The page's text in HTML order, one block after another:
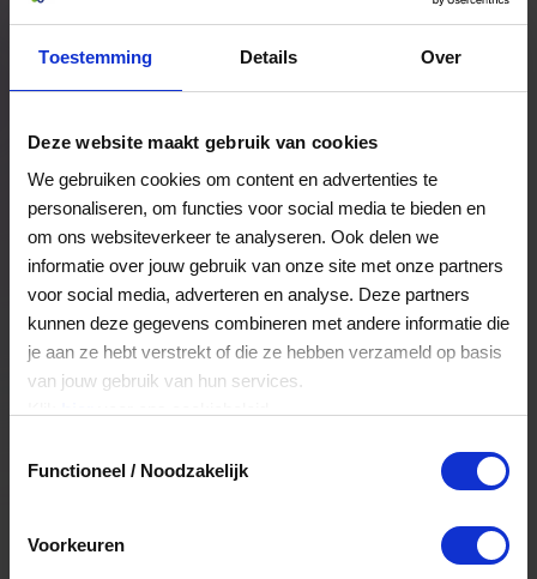
Toestemming Details Over
Deze website maakt gebruik van cookies
We gebruiken cookies om content en advertenties te
personaliseren, om functies voor social media te bieden en
om ons websiteverkeer te analyseren. Ook delen we
informatie over jouw gebruik van onze site met onze partners
voor social media, adverteren en analyse. Deze partners
kunnen deze gegevens combineren met andere informatie die
je aan ze hebt verstrekt of die ze hebben verzameld op basis
van jouw gebruik van hun services.
Functioneel / Noodzakelijk
Voorkeuren
Meerdere adressen registreren
Een bestelling volgen
Nog veel meer...
Maak account aan